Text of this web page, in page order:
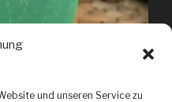
und unseren Service zu